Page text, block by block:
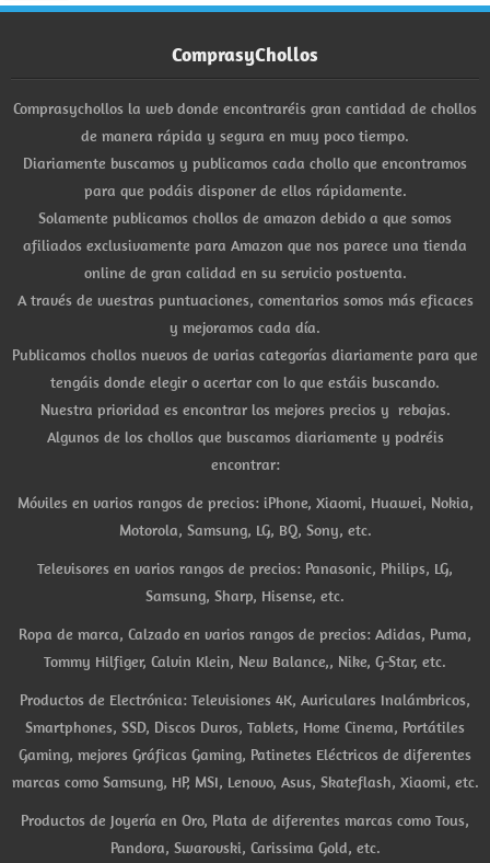
ComprasyChollos
Comprasychollos la web donde encontraréis gran cantidad de chollos
de manera rápida y segura en muy poco tiempo.
Diariamente buscamos y publicamos cada chollo que encontramos
para que podáis disponer de ellos rápidamente.
Solamente publicamos chollos de amazon debido a que somos
afiliados exclusivamente para Amazon que nos parece una tienda
online de gran calidad en su servicio postventa.
A través de vuestras puntuaciones, comentarios somos más eficaces
y mejoramos cada día.
Publicamos chollos nuevos de varias categorías diariamente para que
tengáis donde elegir o acertar con lo que estáis buscando.
Nuestra prioridad es encontrar los mejores precios y rebajas.
Algunos de los chollos que buscamos diariamente y podréis
encontrar:
Móviles en varios rangos de precios: iPhone, Xiaomi, Huawei, Nokia,
Motorola, Samsung, LG, BQ, Sony, etc.
Televisores en varios rangos de precios: Panasonic, Philips, LG,
Samsung, Sharp, Hisense, etc.
Ropa de marca, Calzado en varios rangos de precios: Adidas, Puma,
Tommy Hilfiger, Calvin Klein, New Balance,, Nike, G-Star, etc.
Productos de Electrónica: Televisiones 4K, Auriculares Inalámbricos,
Smartphones, SSD, Discos Duros, Tablets, Home Cinema, Portátiles
Gaming, mejores Gráficas Gaming, Patinetes Eléctricos de diferentes
marcas como Samsung, HP, MSI, Lenovo, Asus, Skateflash, Xiaomi, etc.
Productos de Joyería en Oro, Plata de diferentes marcas como Tous,
Pandora, Swarovski, Carissima Gold, etc.